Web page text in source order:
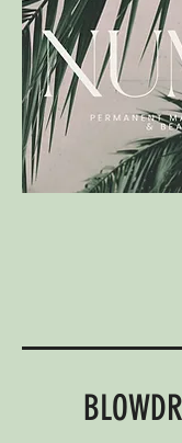
Book your